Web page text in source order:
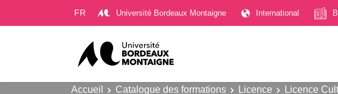
FR Université Bordeaux Montaigne International
Accueil Catalogue des formations Licence Licence